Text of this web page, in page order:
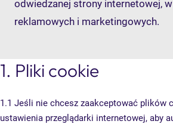
odwiedzanej strony internetowej,
reklamowych i marketingowych.
1. Pliki cookie
1.1 Jeśli nie chcesz zaakceptować plików
ustawienia przeglądarki internetowej, aby